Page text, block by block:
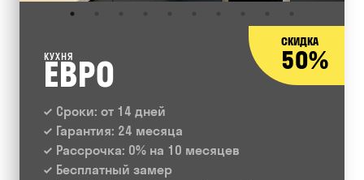
СКИДКА
50%
КУХНЯ
ЕВРО
Сроки: от 14 дней
Гарантия: 24 месяца
Рассрочка: 0% на 10 месяцев
Бесплатный замер